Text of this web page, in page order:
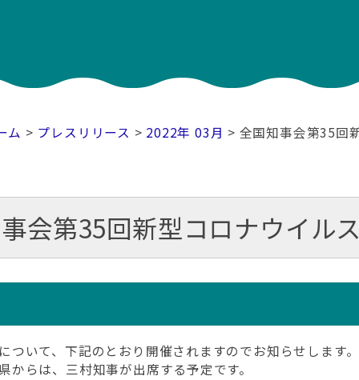
ム > プレスリリース > 2022年 03月 > 全国知事会第35回
会第35回新型コロナウイル
ついて、下記のとおり開催されますのでお知らせします。
からは、三村知事が出席する予定です。